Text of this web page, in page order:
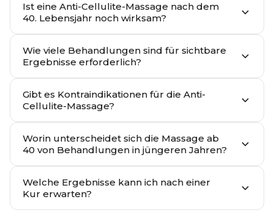
Ist eine Anti-Cellulite-Massage nach dem
40. Lebensjahr noch wirksam?
Wie viele Behandlungen sind für sichtbare
Ergebnisse erforderlich?
Gibt es Kontraindikationen für die Anti-
Cellulite-Massage?
Worin unterscheidet sich die Massage ab
40 von Behandlungen in jüngeren Jahren?
Welche Ergebnisse kann ich nach einer
Kur erwarten?